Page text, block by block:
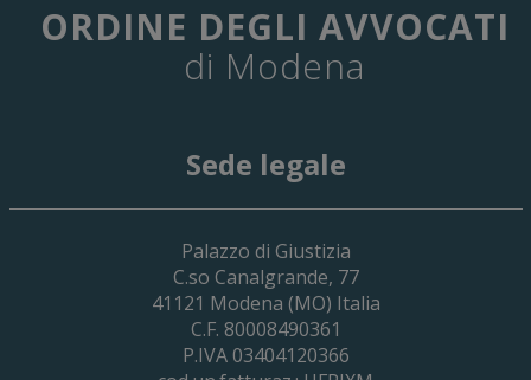
29 Giugno 2026
Cassa Forense – Elezioni Dei Delegati
2030
ORDINE DEGLI AVVOCATI
di Modena
Sede legale
Palazzo di Giustizia
C.so Canalgrande, 77
41121 Modena (MO) Italia
C.F. 80008490361
P.IVA 03404120366